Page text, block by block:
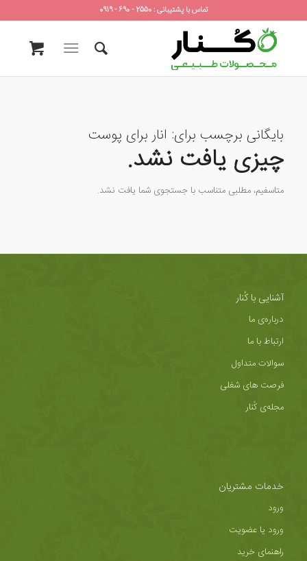
تماس با پشتیبانی : 2550 - 690 - 0919
بایگانی برچسب برای: انار برای پوست
چیزی یافت نشد.
متاسفیم، مطلبی متناسب با جستجوی شما یافت نشد.
آشنایی با کُنار
درباره‌ی ما
ارتباط با ما
سوالات متداول
فرصت های شغلی
مجله‌ی کُنار
خدمات مشتریان
ورود
ورود یا عضویت
راهنمای خرید